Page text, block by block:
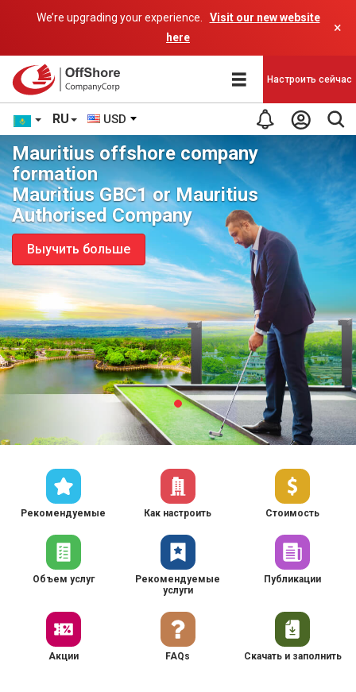
We’re upgrading your experience.
Visit our new website
here
×
RU USD
Настроить сейчас
Mauritius offshore company
formation
Mauritius GBC1 or Mauritius
Authorised Company
Выучить больше
Рекомендуемые Как настроить Стоимость
Объем услуг
Рекомендуемые
услуги
Публикации
Акции FAQs Скачать и заполнить